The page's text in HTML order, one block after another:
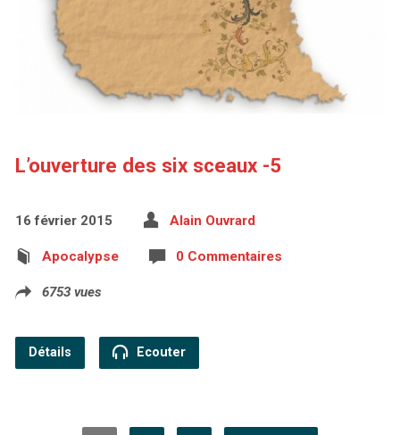
L’ouverture des six sceaux -5
16 février 2015 Alain Ouvrard
Apocalypse 0 Commentaires
6753 vues
Détails Ecouter